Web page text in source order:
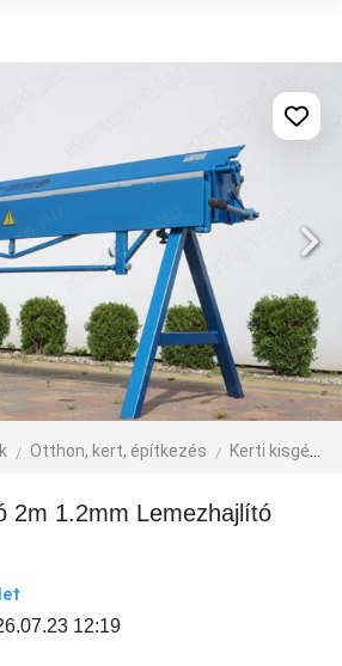
Otthon, kert, építkezés Kerti kisgép, szerszám
2m 1.2mm Lemezhajlító
12:19